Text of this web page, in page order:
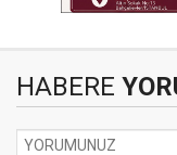
HABERE